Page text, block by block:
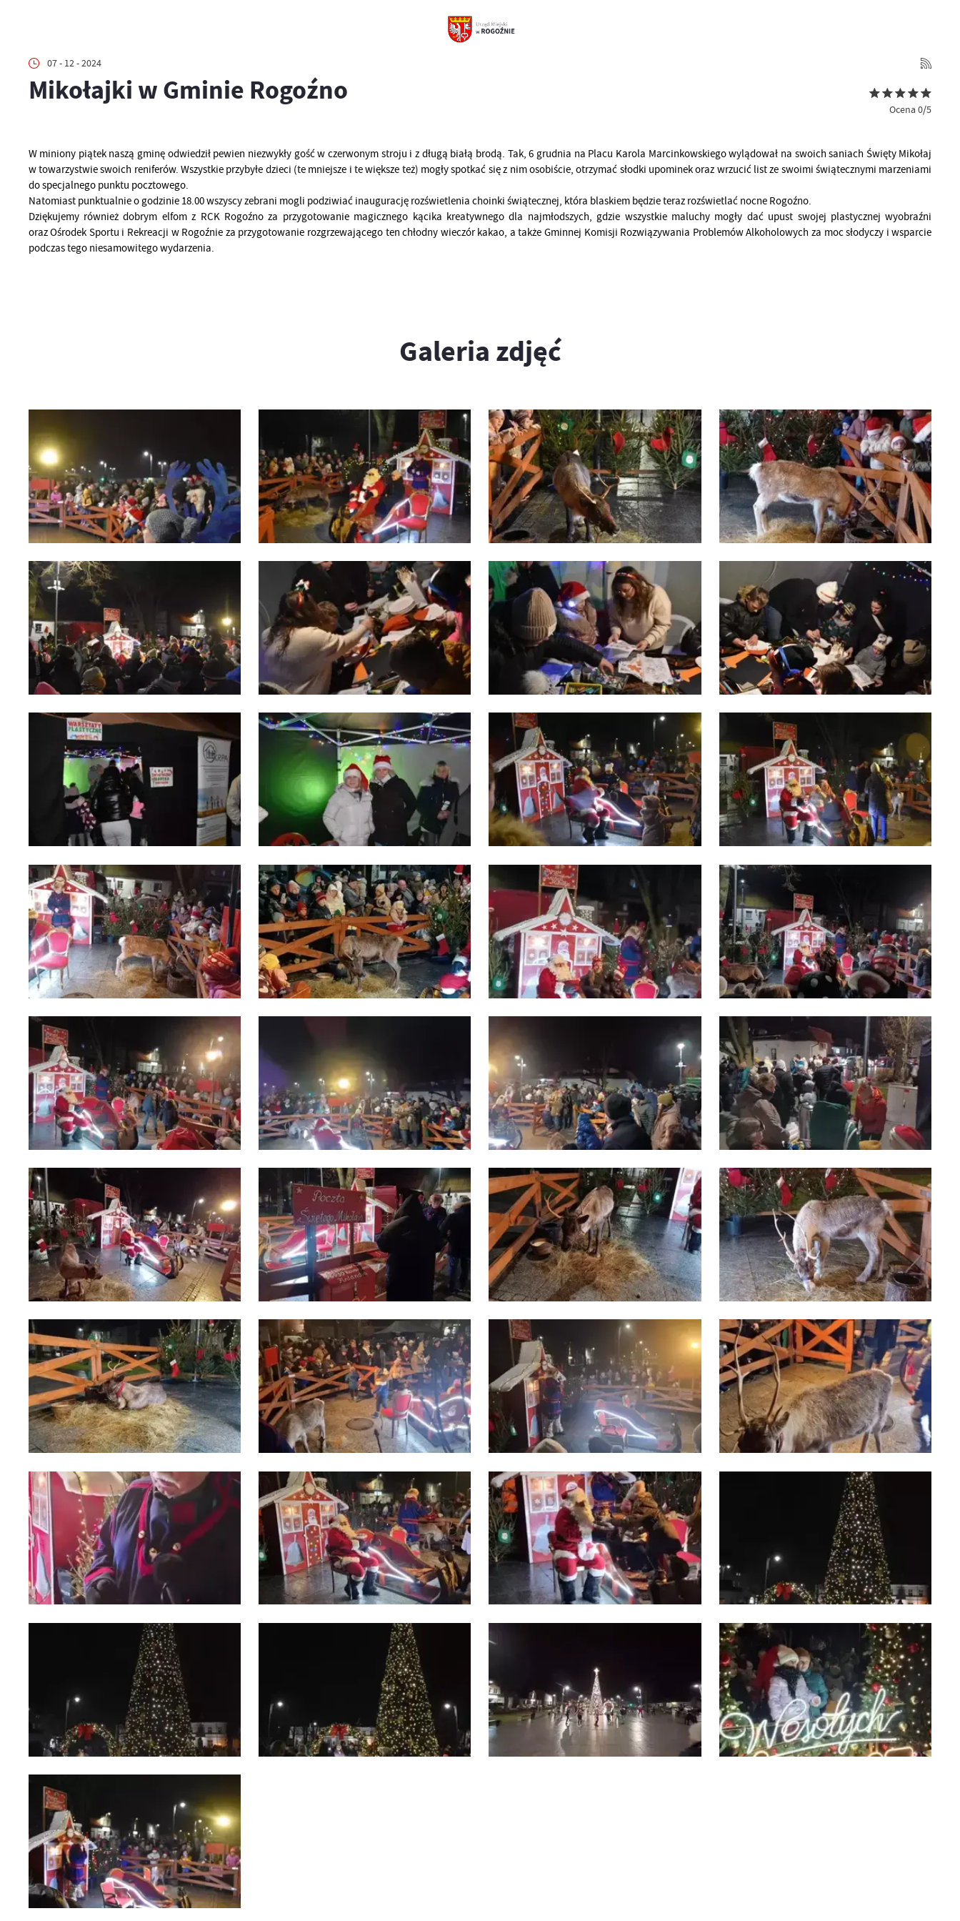
07 - 12 - 2024
Mikołajki w Gminie Rogoźno
Ocena 0/5
W miniony piątek naszą gminę odwiedził pewien niezwykły gość w czerwonym stroju i z długą białą brodą. Tak, 6 grudnia na Placu Karola Marcinkowskiego wylądował na swoich saniach Święty Mikołaj
w towarzystwie swoich reniferów. Wszystkie przybyłe dzieci (te mniejsze i te większe też) mogły spotkać się z nim osobiście, otrzymać słodki upominek oraz wrzucić list ze swoimi świątecznymi marzeniami
do specjalnego punktu pocztowego.
Natomiast punktualnie o godzinie 18.00 wszyscy zebrani mogli podziwiać inaugurację rozświetlenia choinki świątecznej, która blaskiem będzie teraz rozświetlać nocne Rogoźno.
Dziękujemy również dobrym elfom z RCK Rogoźno za przygotowanie magicznego kącika kreatywnego dla najmłodszych, gdzie wszystkie maluchy mogły dać upust swojej plastycznej wyobraźni
oraz Ośrodek Sportu i Rekreacji w Rogoźnie za przygotowanie rozgrzewającego ten chłodny wieczór kakao, a także Gminnej Komisji Rozwiązywania Problemów Alkoholowych za moc słodyczy i wsparcie
podczas tego niesamowitego wydarzenia.
Galeria zdjęć